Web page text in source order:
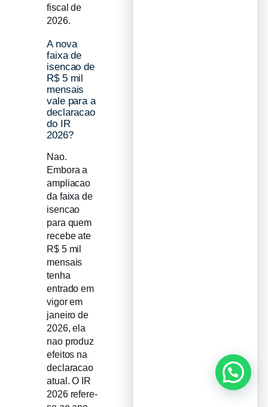
fiscal de
2026.
A nova
faixa de
isencao de
R$ 5 mil
mensais
vale para a
declaracao
do IR
2026?
Nao.
Embora a
ampliacao
da faixa de
isencao
para quem
recebe ate
R$ 5 mil
mensais
tenha
entrado em
vigor em
janeiro de
2026, ela
nao produz
efeitos na
declaracao
atual. O IR
2026 refere-